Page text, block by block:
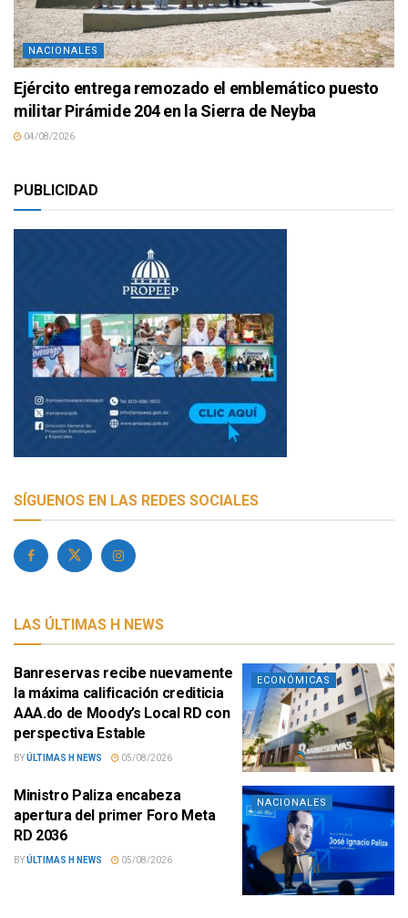
NACIONALES
Ejército entrega remozado el emblemático puesto
militar Pirámide 204 en la Sierra de Neyba
04/08/2026
PUBLICIDAD
SÍGUENOS EN LAS REDES SOCIALES
LAS ÚLTIMAS H NEWS
ECONÓMICAS
Banreservas recibe nuevamente
la máxima calificación crediticia
AAA.do de Moody’s Local RD con
perspectiva Estable
BYÚLTIMAS H NEWS 05/08/2026
NACIONALES
Ministro Paliza encabeza
apertura del primer Foro Meta
RD 2036
BYÚLTIMAS H NEWS 05/08/2026